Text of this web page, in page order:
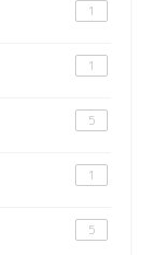
1
1
5
1
5